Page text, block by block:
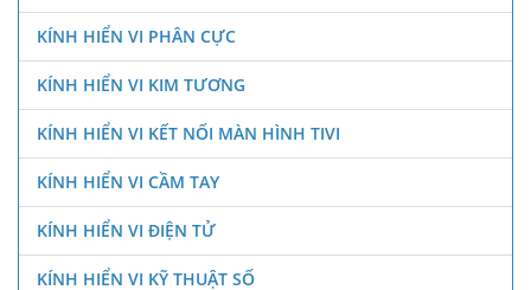
KÍNH HIỂN VI PHÂN CỰC
KÍNH HIỂN VI KIM TƯƠNG
KÍNH HIỂN VI KẾT NỐI MÀN HÌNH TIVI
KÍNH HIỂN VI CẦM TAY
KÍNH HIỂN VI ĐIỆN TỬ
KÍNH HIỂN VI KỸ THUẬT SỐ